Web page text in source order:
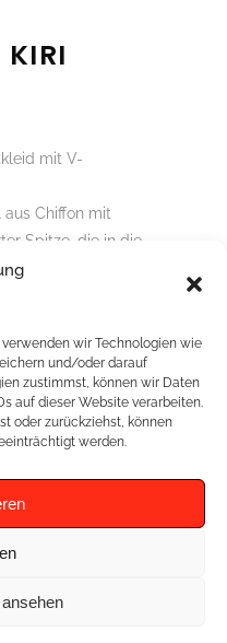
wir Technologien wie
und/oder darauf
zustimmst, können wir Daten
auf dieser Website verarbeiten.
oder zurückziehst, können
werden.
KIRI
mit V-
Chiffon mit
Spitze, die in die
leicht
Rückenpartie